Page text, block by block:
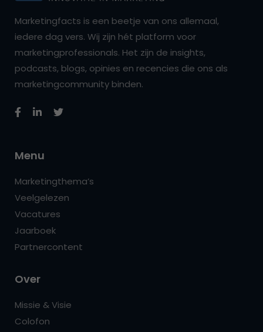
Marketingfacts is een beetje van ons allemaal,
iedere dag vers. Wij zijn hét platform voor
marketingprofessionals. Het zijn de insights,
podcasts, blogs, opinies en recencies die ons als
marketingcommunity binden.
Menu
Marketingthema’s
Veelgelezen
Vacatures
Jaarboek
Partnercontent
Over
Missie & Visie
Colofon